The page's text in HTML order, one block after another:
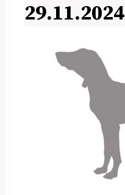
29.11.2024